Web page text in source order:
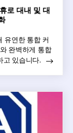
대내 및 대
유연한 통합 커
완벽하게 통합
고 있습니다.